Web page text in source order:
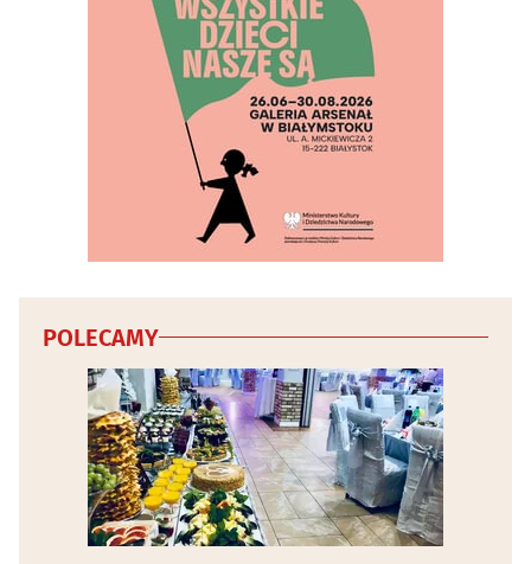
Tytoń, artykuły tytoniowe(17)
Wojskowe artykuły, militaria (2)
Wyposażenie salonów kosmetycznych i fryzjerskich
Wyposażenie sklepów(6)
Zoologiczne sklepy(22)
POLECAMY